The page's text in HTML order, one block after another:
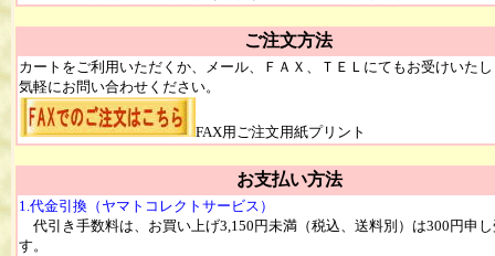
ご注文方法
カートをご利用いただくか、メール、ＦＡＸ、ＴＥＬにてもお受けいた
気軽にお問い合わせください。
FAX用ご注文用紙プリント
お支払い方法
1.代金引換（ヤマトコレクトサービス）
代引き手数料は、お買い上げ3,150円未満（税込、送料別）は300円申
す。